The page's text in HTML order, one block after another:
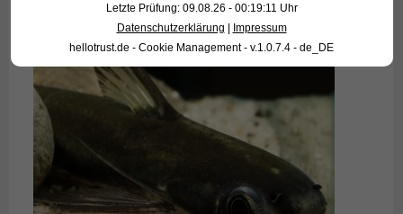
Letzte Prüfung: 09.08.26 - 00:19:11 Uhr
Datenschutzerklärung | Impressum
hellotrust.de - Cookie Management - v.1.0.7.4 - de_DE